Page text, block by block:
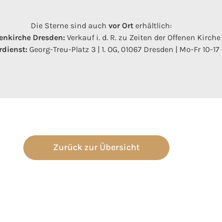
Die Sterne sind auch vor Ort erhältlich:
Dresden:Verkauf i. d. R. zu Zeiten der Offenen Kirche
Georg-Treu-Platz 3 | 1. OG, 01067 Dresden | Mo-Fr 10-17
Zurück zur Übersicht